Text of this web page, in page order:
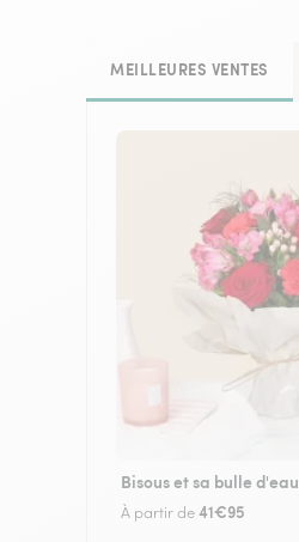
MEILLEURES VENTES
Bisous et sa bulle d'eau
À partir de41€95